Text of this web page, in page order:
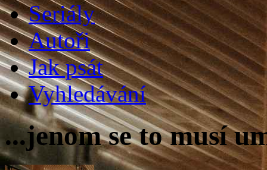
Seriály
Autoři
Jak psát
Vyhledávání
...jenom se to musí